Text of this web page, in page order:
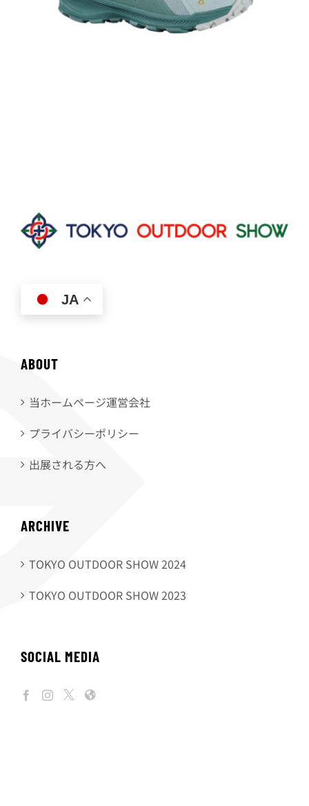
JA
ABOUT
当ホームページ運営会社
プライバシーポリシー
出展される方へ
ARCHIVE
TOKYO OUTDOOR SHOW 2024
TOKYO OUTDOOR SHOW 2023
SOCIAL MEDIA